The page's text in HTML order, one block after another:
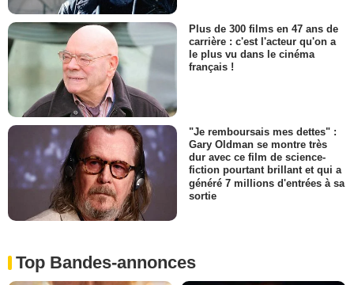
Plus de 300 films en 47 ans de
carrière : c'est l'acteur qu'on a
le plus vu dans le cinéma
français !
"Je remboursais mes dettes" :
Gary Oldman se montre très
dur avec ce film de science-
fiction pourtant brillant et qui a
généré 7 millions d'entrées à sa
sortie
Top Bandes-annonces